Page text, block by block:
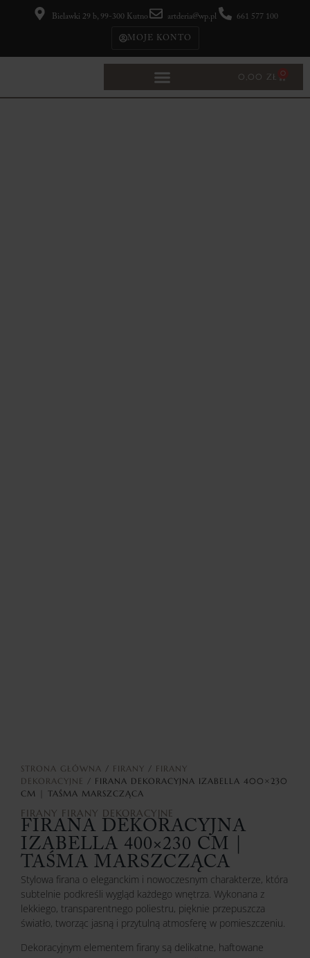
MOJE KONTO
Bielawki 29 b, 99-300 Kutno artderia@wp.pl 661 577 100
0,00 ZŁ 0
STRONA GŁÓWNA / FIRANY / FIRANY
DEKORACYJNE
/ FIRANA DEKORACYJNA IZABELLA 400×230
CM | TAŚMA MARSZCZĄCA
FIRANY FIRANY DEKORACYJNE
FIRANA DEKORACYJNA
IZABELLA 400×230 CM |
TAŚMA MARSZCZĄCA
Stylowa firana o eleganckim i nowoczesnym charakterze, która
subtelnie podkreśli wygląd każdego wnętrza. Wykonana z
lekkiego, transparentnego poliestru, pięknie przepuszcza
światło, tworząc jasną i przytulną atmosferę w pomieszczeniu.
Dekoracyjnym elementem firany są delikatne, haftowane